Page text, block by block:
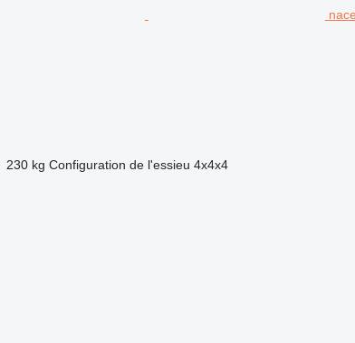
230 kg Configuration de l'essieu 4x4x4